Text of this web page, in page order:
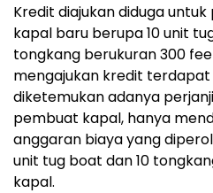
Kredit diajukan diduga
kapal baru berupa 10 unit
tongkang berukuran 300
mengajukan kredit
diketemukan adanya
pembuat kapal, hanya
anggaran biaya yang
unit tug boat dan 10
kapal.